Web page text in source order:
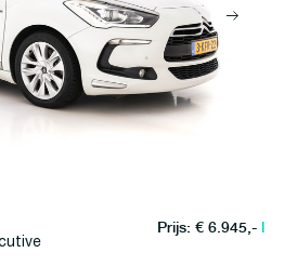
Prijs: € 6.945,-l